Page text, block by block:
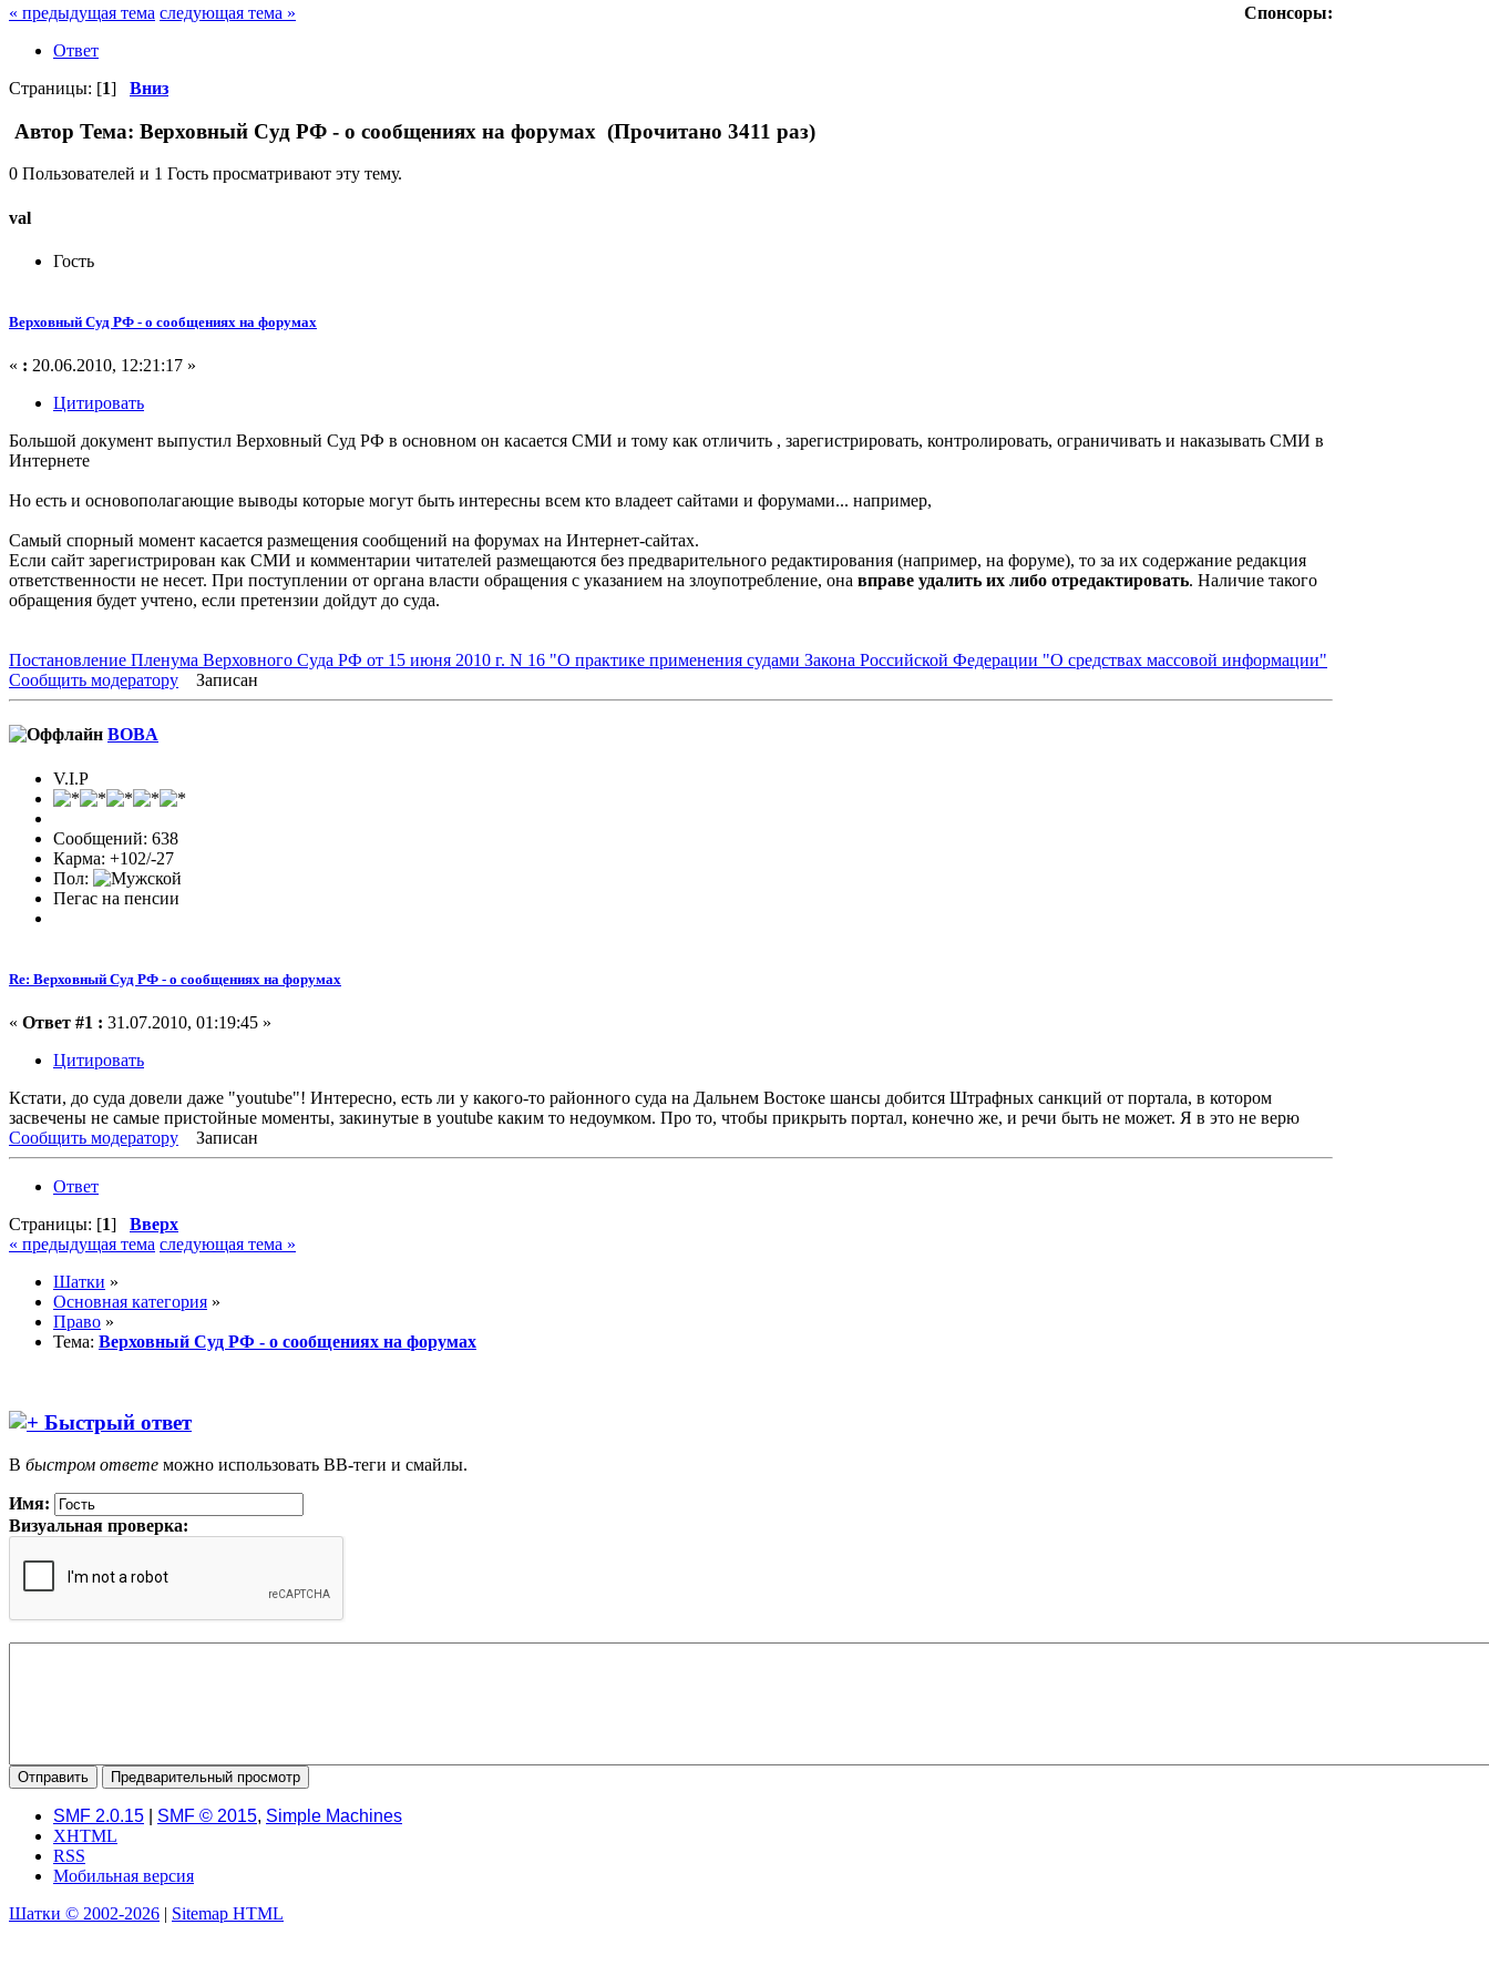
Спонсоры:
« предыдущая тема следующая тема »
Ответ
Страницы: [1] Вниз
Автор Тема: Верховный Суд РФ - о сообщениях на форумах (Прочитано 3411 раз)
0 Пользователей и 1 Гость просматривают эту тему.
val
Гость
Верховный Суд РФ - о сообщениях на форумах
« : 20.06.2010, 12:21:17 »
Цитировать
Большой документ выпустил Верховный Суд РФ в основном он касается СМИ и тому как отличить , зарегистрировать, контролировать, ограничивать и наказывать СМИ в
Интернете
Но есть и основополагающие выводы которые могут быть интересны всем кто владеет сайтами и форумами... например,
Самый спорный момент касается размещения сообщений на форумах на Интернет-сайтах.
Если сайт зарегистрирован как СМИ и комментарии читателей размещаются без предварительного редактирования (например, на форуме), то за их содержание редакция
ответственности не несет. При поступлении от органа власти обращения с указанием на злоупотребление, она вправе удалить их либо отредактировать. Наличие такого
обращения будет учтено, если претензии дойдут до суда.
Постановление Пленума Верховного Суда РФ от 15 июня 2010 г. N 16 "О практике применения судами Закона Российской Федерации "О средствах массовой информации"
Сообщить модератору
Записан
BOBA
V.I.P
Сообщений: 638
Карма: +102/-27
Пол:
Пегас на пенсии
Re: Верховный Суд РФ - о сообщениях на форумах
« Ответ #1 : 31.07.2010, 01:19:45 »
Цитировать
Кстати, до суда довели даже "youtube"! Интересно, есть ли у какого-то районного суда на Дальнем Востоке шансы добится Штрафных санкций от портала, в котором
засвечены не самые пристойные моменты, закинутые в youtube каким то недоумком. Про то, чтобы прикрыть портал, конечно же, и речи быть не может. Я в это не верю
Сообщить модератору
Записан
Ответ
Страницы: [1] Вверх
« предыдущая тема следующая тема »
Шатки »
Основная категория »
Право »
Тема: Верховный Суд РФ - о сообщениях на форумах
Быстрый ответ
В быстром ответе можно использовать BB-теги и смайлы.
Имя:
Визуальная проверка:
SMF 2.0.15 SMF © 2015, Simple Machines
XHTML
RSS
Мобильная версия
Шатки © 2002-2026 | Sitemap HTML